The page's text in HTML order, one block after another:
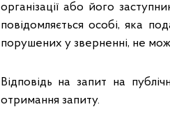
організації або його
повідомляється особі, яка
порушених у зверненні, не
Відповідь на запит на
отримання запиту.